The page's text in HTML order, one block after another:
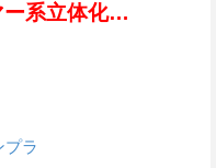
ー系立体化…
プラ